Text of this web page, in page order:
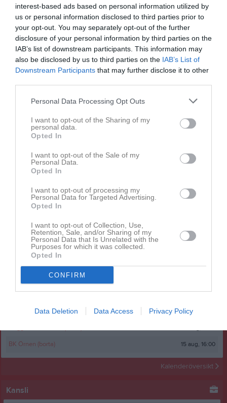
interest-based ads based on personal information utilized by
us or personal information disclosed to third parties prior to
your opt-out. You may separately opt-out of the further
disclosure of your personal information by third parties on the
IAB’s list of downstream participants. This information may
also be disclosed by us to third parties on the IAB’s List of
Downstream Participants that may further disclose it to other
Personal Data Processing Opt Outs
I want to opt-out of the Sharing of my
personal data.
Opted In
I want to opt-out of the Sale of my
Personal Data.
Opted In
I want to opt-out of processing my
Personal Data for Targeted Advertising.
Opted In
I want to opt-out of Collection, Use,
Retention, Sale, and/or Sharing of my
Personal Data that Is Unrelated with the
Purposes for which it was collected.
Opted In
CONFIRM
Data Deletion Data Access Privacy Policy
Senast uppladdade video
Ingen video uppladdad
Logga in och ladda upp ert första klipp
Senast uppdaterade album
Logga in som administratör och skapa ert första album
På gång
12 aug, 17:00
BK Örnen (borta) 15 aug, 16:00
Kalenderöversikt
Kansli